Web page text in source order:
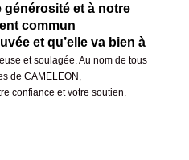
générosité et à notre
commun
et qu’elle va bien à
et soulagée. Au nom de tous
de CAMELEON,
confiance et votre soutien.